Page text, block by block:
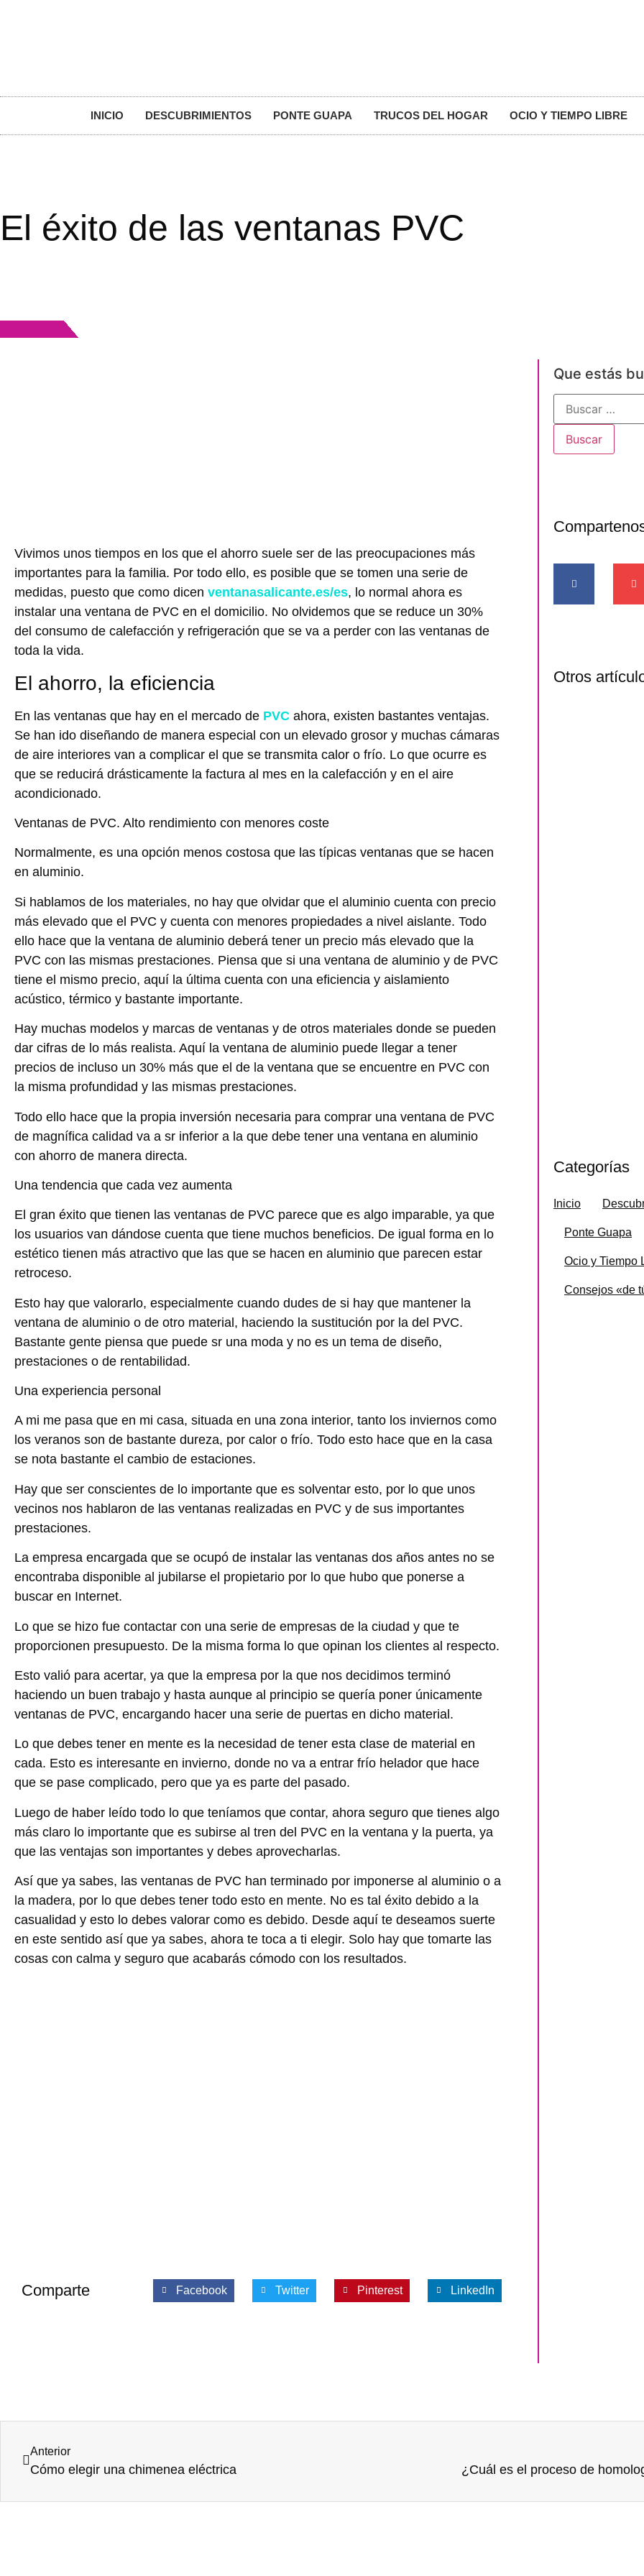
INICIO DESCUBRIMIENTOS PONTE GUAPA TRUCOS DEL HOGAR OCIO Y TIEMPO LIBRE
El éxito de las ventanas PVC
Vivimos unos tiempos en los que el ahorro suele ser de las preocupaciones más
importantes para la familia. Por todo ello, es posible que se tomen una serie de
medidas, puesto que como dicen ventanasalicante.es/es, lo normal ahora es
instalar una ventana de PVC en el domicilio. No olvidemos que se reduce un 30%
del consumo de calefacción y refrigeración que se va a perder con las ventanas de
toda la vida.
El ahorro, la eficiencia
En las ventanas que hay en el mercado de PVC ahora, existen bastantes ventajas.
Se han ido diseñando de manera especial con un elevado grosor y muchas cámaras
de aire interiores van a complicar el que se transmita calor o frío. Lo que ocurre es
que se reducirá drásticamente la factura al mes en la calefacción y en el aire
acondicionado.
Ventanas de PVC. Alto rendimiento con menores coste
Normalmente, es una opción menos costosa que las típicas ventanas que se hacen
en aluminio.
Si hablamos de los materiales, no hay que olvidar que el aluminio cuenta con precio
más elevado que el PVC y cuenta con menores propiedades a nivel aislante. Todo
ello hace que la ventana de aluminio deberá tener un precio más elevado que la
PVC con las mismas prestaciones. Piensa que si una ventana de aluminio y de PVC
tiene el mismo precio, aquí la última cuenta con una eficiencia y aislamiento
acústico, térmico y bastante importante.
Hay muchas modelos y marcas de ventanas y de otros materiales donde se pueden
dar cifras de lo más realista. Aquí la ventana de aluminio puede llegar a tener
precios de incluso un 30% más que el de la ventana que se encuentre en PVC con
la misma profundidad y las mismas prestaciones.
Todo ello hace que la propia inversión necesaria para comprar una ventana de PVC
de magnífica calidad va a sr inferior a la que debe tener una ventana en aluminio
con ahorro de manera directa.
Una tendencia que cada vez aumenta
El gran éxito que tienen las ventanas de PVC parece que es algo imparable, ya que
los usuarios van dándose cuenta que tiene muchos beneficios. De igual forma en lo
estético tienen más atractivo que las que se hacen en aluminio que parecen estar
retroceso.
Esto hay que valorarlo, especialmente cuando dudes de si hay que mantener la
ventana de aluminio o de otro material, haciendo la sustitución por la del PVC.
Bastante gente piensa que puede sr una moda y no es un tema de diseño,
prestaciones o de rentabilidad.
Una experiencia personal
A mi me pasa que en mi casa, situada en una zona interior, tanto los inviernos como
los veranos son de bastante dureza, por calor o frío. Todo esto hace que en la casa
se nota bastante el cambio de estaciones.
Hay que ser conscientes de lo importante que es solventar esto, por lo que unos
vecinos nos hablaron de las ventanas realizadas en PVC y de sus importantes
prestaciones.
La empresa encargada que se ocupó de instalar las ventanas dos años antes no se
encontraba disponible al jubilarse el propietario por lo que hubo que ponerse a
buscar en Internet.
Lo que se hizo fue contactar con una serie de empresas de la ciudad y que te
proporcionen presupuesto. De la misma forma lo que opinan los clientes al respecto.
Esto valió para acertar, ya que la empresa por la que nos decidimos terminó
haciendo un buen trabajo y hasta aunque al principio se quería poner únicamente
ventanas de PVC, encargando hacer una serie de puertas en dicho material.
Lo que debes tener en mente es la necesidad de tener esta clase de material en
cada. Esto es interesante en invierno, donde no va a entrar frío helador que hace
que se pase complicado, pero que ya es parte del pasado.
Luego de haber leído todo lo que teníamos que contar, ahora seguro que tienes algo
más claro lo importante que es subirse al tren del PVC en la ventana y la puerta, ya
que las ventajas son importantes y debes aprovecharlas.
Así que ya sabes, las ventanas de PVC han terminado por imponerse al aluminio o a
la madera, por lo que debes tener todo esto en mente. No es tal éxito debido a la
casualidad y esto lo debes valorar como es debido. Desde aquí te deseamos suerte
en este sentido así que ya sabes, ahora te toca a ti elegir. Solo hay que tomarte las
cosas con calma y seguro que acabarás cómodo con los resultados.
Comparte Facebook Twitter Pinterest LinkedIn
Que estás
Otros
Categorías
Inicio
Ponte Guapa
Ocio y Tiempo
Consejos «de
Anterior
Cómo elegir una chimenea eléctrica ¿Cuál es el proceso de